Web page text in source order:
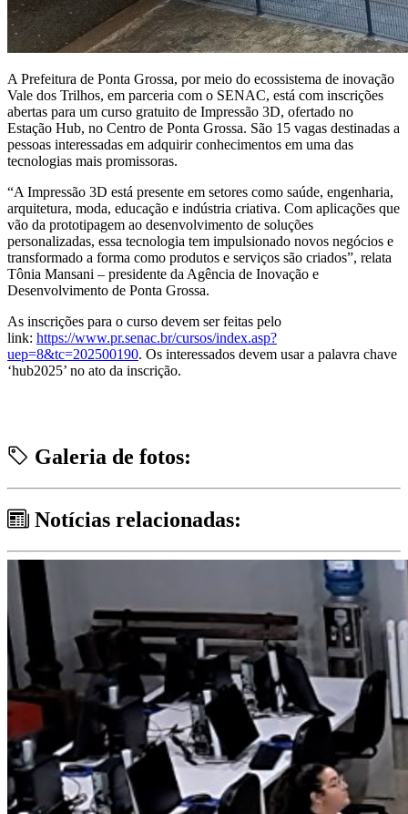
A Prefeitura de Ponta Grossa, por meio do ecossistema de inovação
Vale dos Trilhos, em parceria com o SENAC, está com inscrições
abertas para um curso gratuito de Impressão 3D, ofertado no
Estação Hub, no Centro de Ponta Grossa. São 15 vagas destinadas a
pessoas interessadas em adquirir conhecimentos em uma das
tecnologias mais promissoras.
“A Impressão 3D está presente em setores como saúde, engenharia,
arquitetura, moda, educação e indústria criativa. Com aplicações que
vão da prototipagem ao desenvolvimento de soluções
personalizadas, essa tecnologia tem impulsionado novos negócios e
transformado a forma como produtos e serviços são criados”, relata
Tônia Mansani – presidente da Agência de Inovação e
Desenvolvimento de Ponta Grossa.
As inscrições para o curso devem ser feitas pelo
link: https://www.pr.senac.br/cursos/index.asp?
uep=8&tc=202500190. Os interessados devem usar a palavra chave
‘hub2025’ no ato da inscrição.
Galeria de fotos:
Notícias relacionadas: